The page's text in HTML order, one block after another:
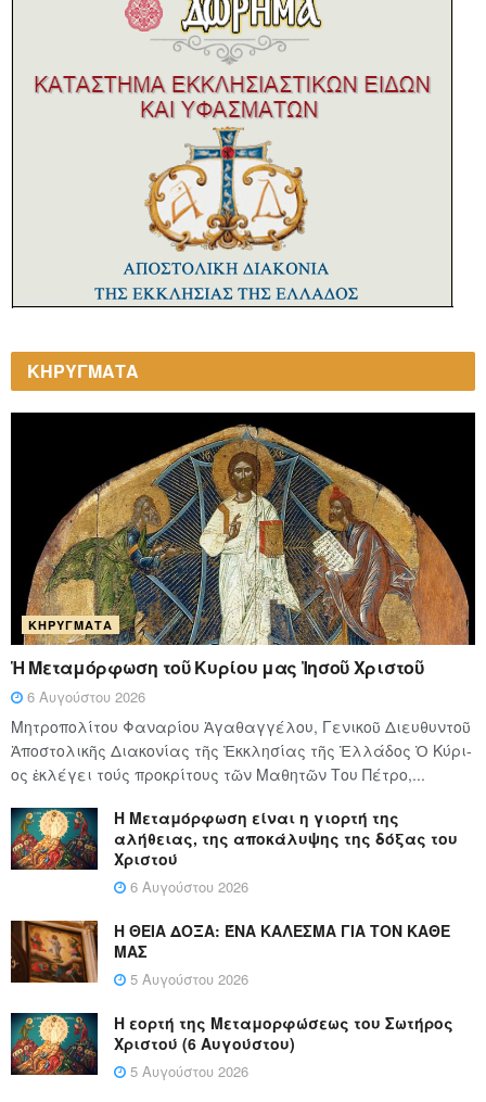
ΚΗΡΥΓΜΑΤΑ
ΚΗΡΎΓΜΑΤΑ
Ἡ Μεταμόρφωση τοῦ Κυρίου μας Ἰησοῦ Χριστοῦ
6 Αυγούστου 2026
Μητροπολίτου Φαναρίου Ἀγαθαγγέλου, Γενικοῦ Διευθυντοῦ
Ἀποστολικῆς Διακονίας τῆς Ἐκκλησίας τῆς Ἑλλάδος Ὁ Κύ­ρι­
ος ἐκλέγει τούς προ­κρί­τους τῶν Μα­θη­τῶν Του Πέ­τρο,...
Η Μεταμόρφωση είναι η γιορτή της
αλήθειας, της αποκάλυψης της δόξας του
Χριστού
6 Αυγούστου 2026
Η ΘΕΙΑ ΔΟΞΑ: ΈΝΑ ΚΑΛΕΣΜΑ ΓΙΑ ΤΟΝ ΚΑΘΕ
ΜΑΣ
5 Αυγούστου 2026
Η εορτή της Μεταμορφώσεως του Σωτήρος
Χριστού (6 Αυγούστου)
5 Αυγούστου 2026